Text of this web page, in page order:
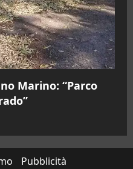
Marino: “Parco
Pubblicità